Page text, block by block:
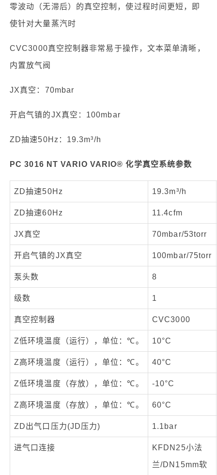
零波动（无滞后）的真空控制，使过程时间更短，即
使针对大量蒸汽时
CVC3000真空控制器非常易于操作，文本菜单清晰，
内置放气阀
JX真空：70mbar
开启气镇的JX真空：100mbar
ZD抽速50Hz：19.3m³/h
PC 3016 NT VARIO VARIO® 化学真空系统参数
ZD抽速50Hz 19.3m³/h
ZD抽速60Hz 11.4cfm
JX真空 70mbar/53torr
开启气镇的JX真空 100mbar/75torr
泵头数 8
级数 1
真空控制器 CVC3000
Z低环境温度（运行），单位：℃。 10°C
Z高环境温度（运行），单位：℃。 40°C
Z低环境温度（存放），单位：℃。 -10°C
Z高环境温度（存放），单位：℃。 60°C
ZD出气口压力(JD压力) 1.1bar
进气口连接 KFDN25小法
兰/DN15mm软